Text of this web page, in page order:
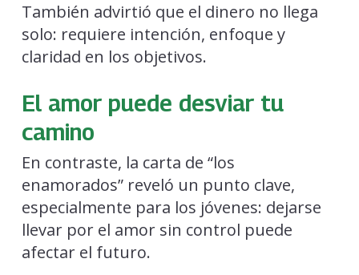
También advirtió que el dinero no llega
solo: requiere intención, enfoque y
claridad en los objetivos.
El amor puede desviar tu
camino
En contraste, la carta de “los
enamorados” reveló un punto clave,
especialmente para los jóvenes: dejarse
llevar por el amor sin control puede
afectar el futuro.